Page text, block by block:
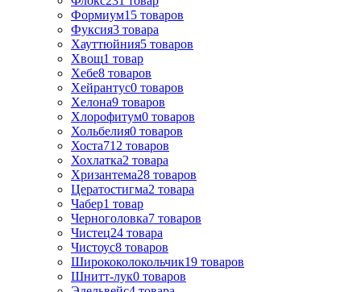
Формиум15 товаров
Фуксия3 товара
Хауттюйния5 товаров
Хвощ1 товар
Хебе8 товаров
Хейрантус0 товаров
Хелона9 товаров
Хлорофитум0 товаров
Хольбелия0 товаров
Хоста712 товаров
Хохлатка2 товара
Хризантема28 товаров
Цератостигма2 товара
Чабер1 товар
Черноголовка7 товаров
Чистец24 товара
Чистоус8 товаров
Ширококолокольчик19 товаров
Шнитт-лук0 товаров